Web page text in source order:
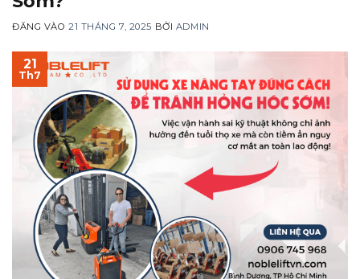
ĐĂNG VÀO21 THÁNG 7, 2025 BỞI ADMIN
21
Th7